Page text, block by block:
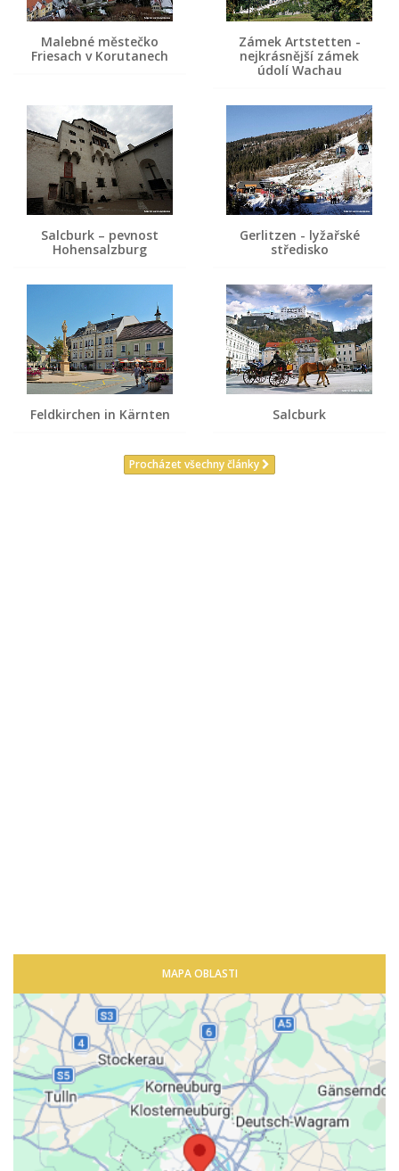
Malebné městečko
Friesach v Korutanech
Zámek Artstetten -
nejkrásnější zámek
údolí Wachau
Salcburk – pevnost
Hohensalzburg
Gerlitzen - lyžařské
středisko
Feldkirchen in Kärnten Salcburk
Procházet všechny články
MAPA OBLASTI